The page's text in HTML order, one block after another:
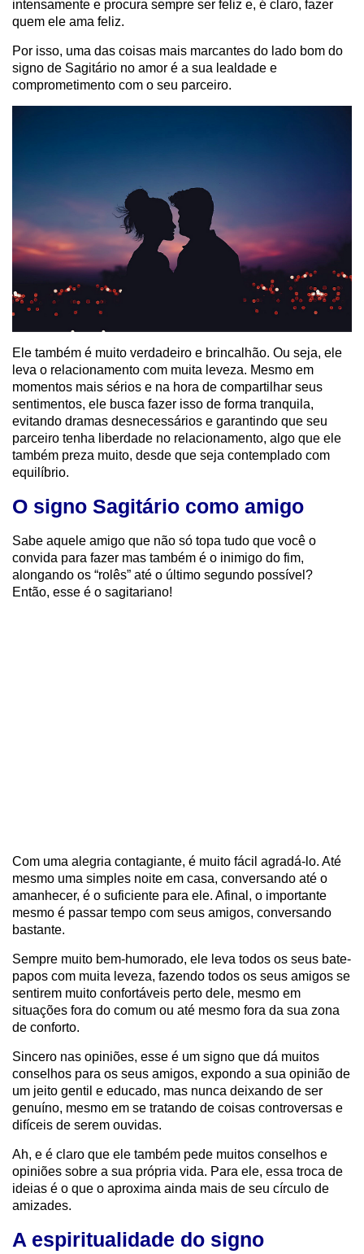
intensamente e procura sempre ser feliz e, é claro, fazer
quem ele ama feliz.
Por isso, uma das coisas mais marcantes do lado bom do
signo de Sagitário no amor é a sua lealdade e
comprometimento com o seu parceiro.
Ele também é muito verdadeiro e brincalhão. Ou seja, ele
leva o relacionamento com muita leveza. Mesmo em
momentos mais sérios e na hora de compartilhar seus
sentimentos, ele busca fazer isso de forma tranquila,
evitando dramas desnecessários e garantindo que seu
parceiro tenha liberdade no relacionamento, algo que ele
também preza muito, desde que seja contemplado com
equilíbrio.
O signo Sagitário como amigo
Sabe aquele amigo que não só topa tudo que você o
convida para fazer mas também é o inimigo do fim,
alongando os “rolês” até o último segundo possível?
Então, esse é o sagitariano!
Com uma alegria contagiante, é muito fácil agradá-lo. Até
mesmo uma simples noite em casa, conversando até o
amanhecer, é o suficiente para ele. Afinal, o importante
mesmo é passar tempo com seus amigos, conversando
bastante.
Sempre muito bem-humorado, ele leva todos os seus bate-
papos com muita leveza, fazendo todos os seus amigos se
sentirem muito confortáveis perto dele, mesmo em
situações fora do comum ou até mesmo fora da sua zona
de conforto.
Sincero nas opiniões, esse é um signo que dá muitos
conselhos para os seus amigos, expondo a sua opinião de
um jeito gentil e educado, mas nunca deixando de ser
genuíno, mesmo em se tratando de coisas controversas e
difíceis de serem ouvidas.
Ah, e é claro que ele também pede muitos conselhos e
opiniões sobre a sua própria vida. Para ele, essa troca de
ideias é o que o aproxima ainda mais de seu círculo de
amizades.
A espiritualidade do signo